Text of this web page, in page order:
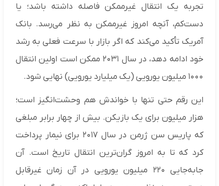
تجربه یک انتقال غیرممکن فاصله داشته باشد؛ یا
دست‌کم، آنچه امروز غیرممکن به نظر می‌رسد. بانک
آمریک تأکید می‌کند که اگر بازار با سرعت فعلی به رشد
خود ادامه دهد، در سال ۲۰۳۱ ممکن است اولین انتقال
۱۰۰۰ میلیون یورویی (یک میلیارد یورویی) نهایی شود.
این رقم حتی تنها با خواندش هم وحشت‌انگیز است؛
هزار میلیون برای یک بازیکن. بیش از چهار برابر مبلغی
که پاریس سن ژرمن در سال ۲۰۱۷ برای نیمار پرداخت
کرد که تا به امروز گران‌ترین انتقال تاریخ است. آن
جابه‌جایی ۲۲۰ میلیون یورویی در آن زمان غیرقابل